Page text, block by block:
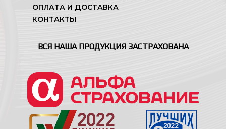
ОПЛАТА И ДОСТАВКА
КОНТАКТЫ
ВСЯ НАША ПРОДУКЦИЯ ЗАСТРАХОВАНА